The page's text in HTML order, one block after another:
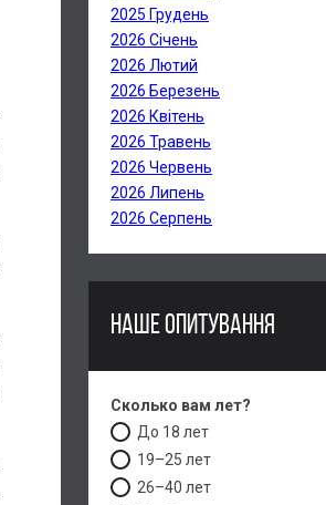
2025 Грудень
2026 Січень
2026 Лютий
2026 Березень
2026 Квітень
2026 Травень
2026 Червень
2026 Липень
2026 Серпень
НАШЕ ОПИТУВАННЯ
Сколько вам лет?
До 18 лет
19–25 лет
26–40 лет